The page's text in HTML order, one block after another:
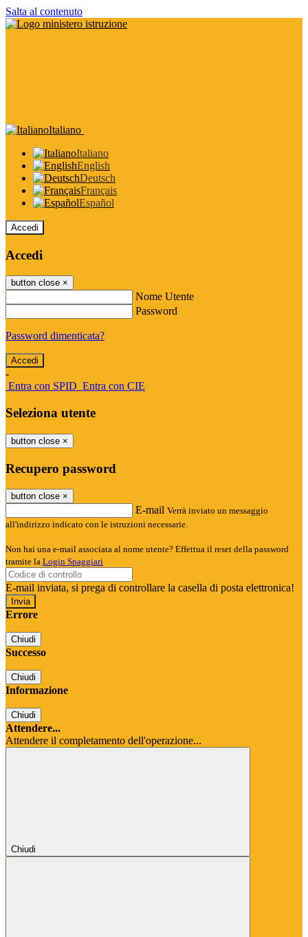
Salta al contenuto
Italiano
Italiano
English
Deutsch
Français
Español
Accedi
Accedi
button close ×
Nome Utente
Password
Password dimenticata?
-
Entra con SPID Entra con CIE
Seleziona utente
button close ×
Recupero password
button close ×
E-mail Verrà inviato un messaggio
all'indirizzo indicato con le istruzioni necessarie.
Non hai una e-mail associata al nome utente? Effettua il reset della password
tramite la Login Spaggiari
E-mail inviata, si prega di controllare la casella di posta elettronica!
Errore
Chiudi
Successo
Chiudi
Informazione
Chiudi
Attendere...
Attendere il completamento dell'operazione...
Chiudi